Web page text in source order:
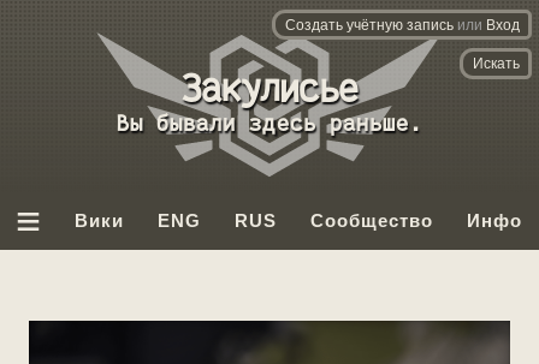
База
данных
Backrooms
Вы бывали здесь раньше.
≡ Вики ENG RUS Сообщество Инфо
Создать учётную запись или Вход